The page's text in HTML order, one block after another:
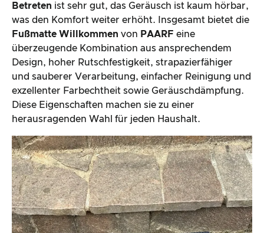
Betreten ist sehr gut, das Geräusch ist kaum hörbar,
was den Komfort weiter erhöht. Insgesamt bietet die
Fußmatte Willkommen von PAARF eine
überzeugende Kombination aus ansprechendem
Design, hoher Rutschfestigkeit, strapazierfähiger
und sauberer Verarbeitung, einfacher Reinigung und
exzellenter Farbechtheit sowie Geräuschdämpfung.
Diese Eigenschaften machen sie zu einer
herausragenden Wahl für jeden Haushalt.